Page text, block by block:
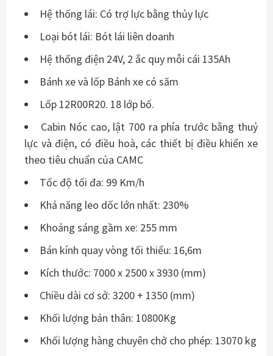
Hệ thống lái: Có trợ lực bằng thủy lực
Loại bót lái: Bót lái liên doanh
Hệ thống điện 24V, 2 ắc quy mỗi cái 135Ah
Bánh xe và lốp Bánh xe có săm
Lốp 12R00R20. 18 lớp bố.
Cabin Nóc cao, lật 700 ra phía trước bằng thuỷ
lực và điện, có điều hoà, các thiết bị điều khiển xe
theo tiêu chuẩn của CAMC
Tốc độ tối đa: 99 Km/h
Khả năng leo dốc lớn nhất: 230%
Khoảng sáng gầm xe: 255 mm
Bán kính quay vòng tối thiểu: 16,6m
Kích thước: 7000 x 2500 x 3930 (mm)
Chiều dài cơ sở: 3200 + 1350 (mm)
Khối lượng bản thân: 10800Kg
Khối lượng hàng chuyên chở cho phép: 13070 kg